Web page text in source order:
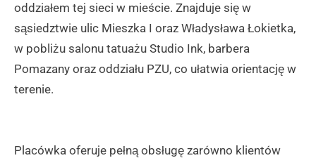
oddziałem tej sieci w mieście. Znajduje się w
sąsiedztwie ulic Mieszka I oraz Władysława Łokietka,
w pobliżu salonu tatuażu Studio Ink, barbera
Pomazany oraz oddziału PZU, co ułatwia orientację w
terenie.
Placówka oferuje pełną obsługę zarówno klientów